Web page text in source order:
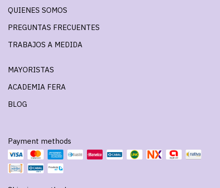
QUIENES SOMOS
PREGUNTAS FRECUENTES
TRABAJOS A MEDIDA
MAYORISTAS
ACADEMIA FERA
BLOG
Payment methods